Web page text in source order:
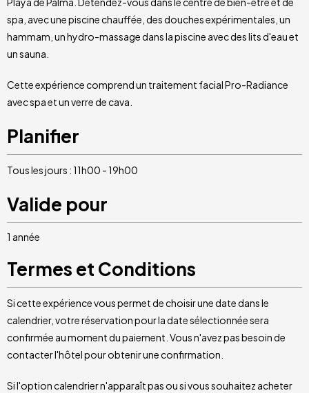
spa, avec une piscine chauffée, des douches expérimentales, un
hammam, un hydro-massage dans la piscine avec des lits d'eau et
un sauna.
Cette expérience comprend un traitement facial Pro-Radiance
avec spa et un verre de cava.
Planifier
Tous les jours : 11h00 - 19h00
Valide pour
1 année
Termes et Conditions
Si cette expérience vous permet de choisir une date dans le
calendrier, votre réservation pour la date sélectionnée sera
confirmée au moment du paiement. Vous n'avez pas besoin de
contacter l'hôtel pour obtenir une confirmation.
Si l'option calendrier n'apparaît pas ou si vous souhaitez acheter